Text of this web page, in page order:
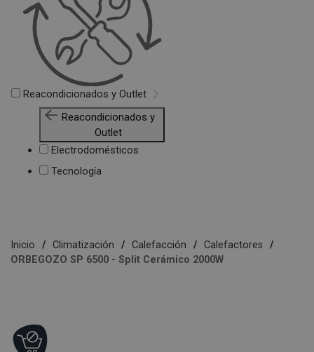
Reacondicionados y Outlet
Reacondicionados y
Outlet
Electrodomésticos
Tecnología
Inicio Climatización Calefacción
Calefactores
ORBEGOZO SP 6500 - Split Cerámico 2000W